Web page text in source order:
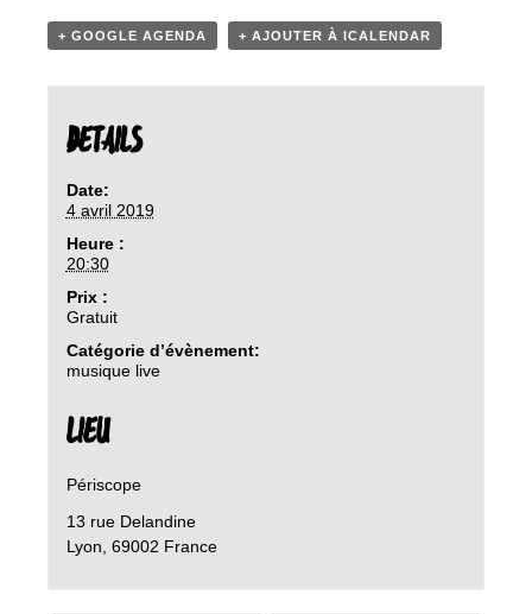
+ GOOGLE AGENDA + AJOUTER À ICALENDAR
DETAILS
Date:
4 avril 2019
Heure :
20:30
Prix :
Gratuit
Catégorie d’évènement:
musique live
LIEU
Périscope
13 rue Delandine
Lyon 69002 France